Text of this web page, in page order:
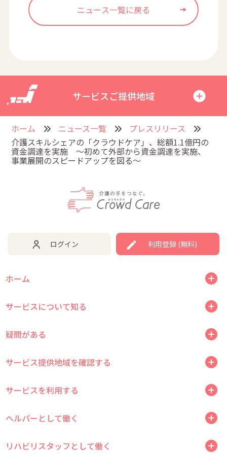
ニュース一覧に戻る
サービスご提供地域
ホーム ニュース一覧
プレスリリース
介護スキルシェアの「クラウドケア」、総額1.1億円の
資金調達を実施 ～初めて外部から資金調達を実施、
事業展開のスピードアップを図る～
ログイン 利用登録 (無料)
ホーム
サービスについて知る
疑問がある
サービス提供地域を確認する
サービスを利用する
ヘルパーとして働く
リハビリスタッフとして働く